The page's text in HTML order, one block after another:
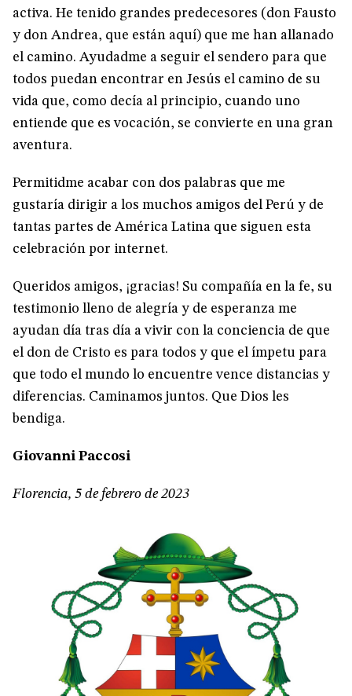
activa. He tenido grandes predecesores (don Fausto
y don Andrea, que están aquí) que me han allanado
el camino. Ayudadme a seguir el sendero para que
todos puedan encontrar en Jesús el camino de su
vida que, como decía al principio, cuando uno
entiende que es vocación, se convierte en una gran
aventura.
Permitidme acabar con dos palabras que me
gustaría dirigir a los muchos amigos del Perú y de
tantas partes de América Latina que siguen esta
celebración por internet.
Queridos amigos, ¡gracias! Su compañía en la fe, su
testimonio lleno de alegría y de esperanza me
ayudan día tras día a vivir con la conciencia de que
el don de Cristo es para todos y que el ímpetu para
que todo el mundo lo encuentre vence distancias y
diferencias. Caminamos juntos. Que Dios les
bendiga.
Giovanni Paccosi
Florencia, 5 de febrero de 2023